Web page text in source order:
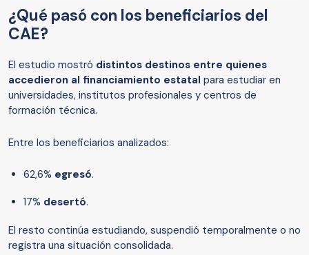
¿Qué pasó con los beneficiarios del
CAE?
El estudio mostró distintos destinos entre quienes
accedieron al financiamiento estatal para estudiar en
universidades, institutos profesionales y centros de
formación técnica.
Entre los beneficiarios analizados:
62,6% egresó.
17% desertó.
El resto continúa estudiando, suspendió temporalmente o no
registra una situación consolidada.